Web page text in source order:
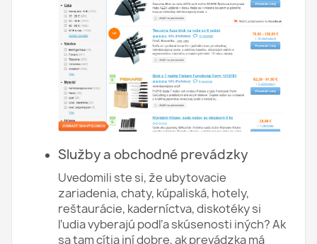
Služby a obchodné prevádzky
Uvedomili ste si, že ubytovacie
zariadenia, chaty, kúpaliská, hotely,
reštaurácie, kaderníctva, diskotéky si
ľudia vyberajú podľa skúsenosti iných? Ak
sa tam cítia iní dobre, ak prevádzka má